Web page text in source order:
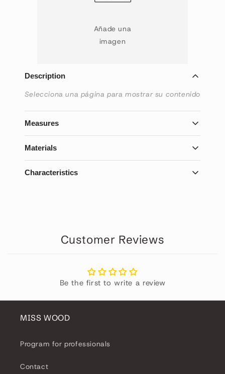
Añade una
imagen
Description
Selecciona una página para mostrar su contenido
Measures
Materials
Characteristics
Customer Reviews
Be the first to write a review
MISS WOOD
Program for professionals
Contact